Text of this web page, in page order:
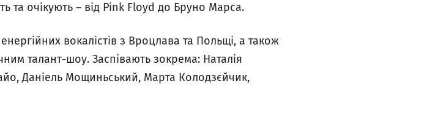
та очікують – від Pink Floyd до Бруно Марса.
вокалістів з Вроцлава та Польщі, а також
талант-шоу. Заспівають зокрема: Наталія
Даніель Мощиньський, Марта Колодзєйчик,